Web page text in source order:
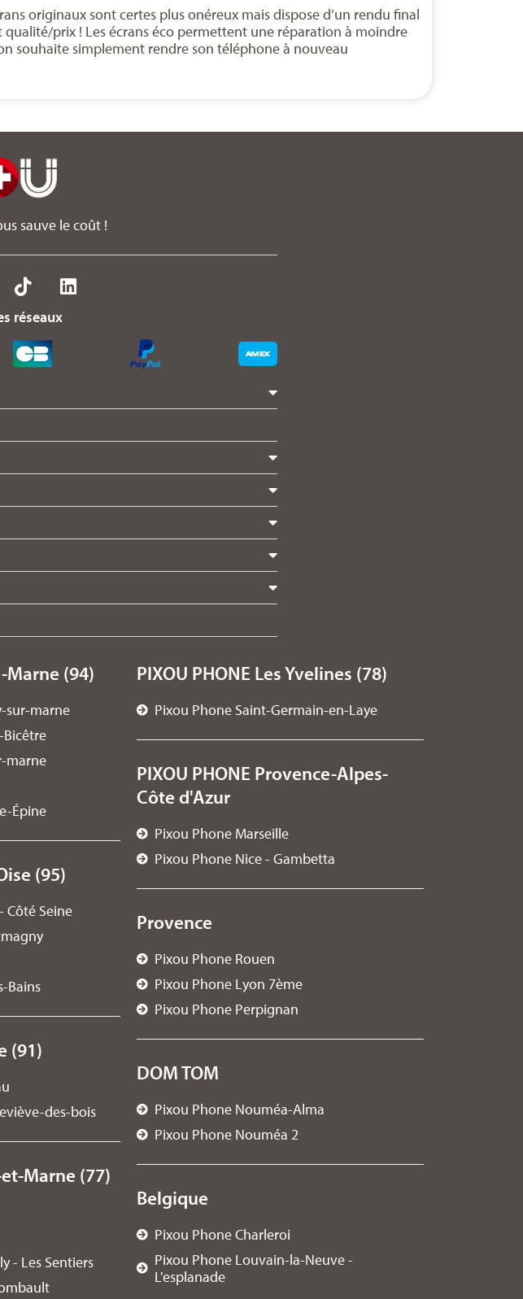
originaux sont certes plus onéreux mais dispose d’un rendu final
prix ! Les écrans éco permettent une réparation à moindre
souhaite simplement rendre son téléphone à nouveau
sauve le coût !
réseaux
Marne (94)
sur-marne
marne
Épine
(95)
Côté Seine
Bains
(91)
des-bois
Marne (77)
- Les Sentiers
PIXOU PHONE Les Yvelines (78)
Pixou Phone Saint-Germain-en-Laye
PIXOU PHONE Provence-Alpes-
Côte d'Azur
Pixou Phone Marseille
Pixou Phone Nice - Gambetta
Provence
Pixou Phone Rouen
Pixou Phone Lyon 7ème
Pixou Phone Perpignan
DOM TOM
Pixou Phone Nouméa-Alma
Pixou Phone Nouméa 2
Belgique
Pixou Phone Charleroi
Pixou Phone Louvain-la-Neuve -
L'esplanade